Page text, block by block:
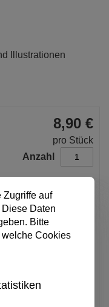
Illustrationen
8,90 €
pro Stück
Anzahl
Preise inkl. MwSt.
Artikel merken
Zugriffe auf
Daten
Bitte
Cookies